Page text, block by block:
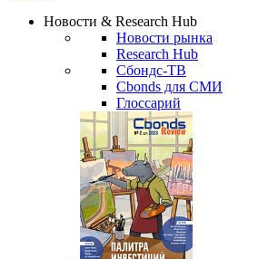
Новости & Research Hub
Новости рынка
Research Hub
Сбондс-ТВ
Cbonds для СМИ
Глоссарий